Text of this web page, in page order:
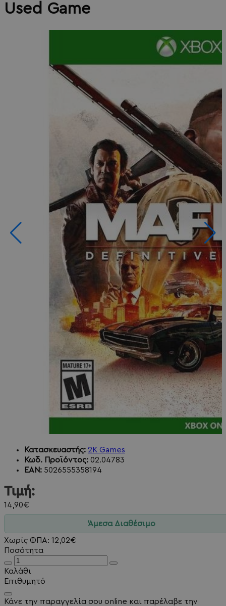
Used Game
Κατασκευαστής: 2K Games
Κωδ. Προϊόντος: 02.04783
EAN: 5026555358194
Τιμή:
14,90€
Άμεσα Διαθέσιμο
Χωρίς ΦΠΑ: 12,02€
Ποσότητα
Καλάθι
Επιθυμητό
Κάνε την παραγγελία σου online και παρέλαβε την